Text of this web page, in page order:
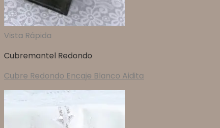
Vista Rápida
Cubremantel Redondo
Cubre Redondo Encaje Blanco Aidita